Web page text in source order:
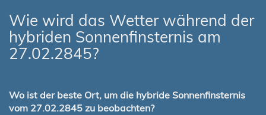
Wie wird das Wetter während der
hybriden Sonnenfinsternis am
27.02.2845?
Wo ist der beste Ort, um die hybride Sonnenfinsternis
vom 27.02.2845 zu beobachten?